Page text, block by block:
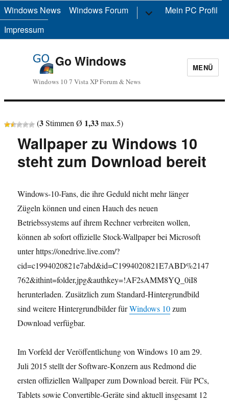
Windows News Windows Forum Untermenü
anzeigen
Mein PC Profil
Impressum
Go Windows
Windows 10 7 Vista XP Forum & News
MENÜ
(3Stimmen Ø 1,33max.5)
Wallpaper zu Windows 10
steht zum Download bereit
Windows-10-Fans, die ihre Geduld nicht mehr länger
Zügeln können und einen Hauch des neuen
Betriebssystems auf ihrem Rechner verbreiten wollen,
können ab sofort offizielle Stock-Wallpaper bei Microsoft
unter https://onedrive.live.com/?
cid=c1994020821e7abd&id=C1994020821E7ABD%2147
762&ithint=folder,jpg&authkey=!AF2sAMM8YQ_0iI8
herunterladen. Zusätzlich zum Standard-Hintergrundbild
sind weitere Hintergrundbilder fürWindows 10zum
Download verfügbar.
Im Vorfeld der Veröffentlichung von Windows 10 am 29.
Juli 2015 stellt der Software-Konzern aus Redmond die
ersten offiziellen Wallpaper zum Download bereit. Für PCs,
Tablets sowie Convertible-Geräte sind aktuell insgesamt 12